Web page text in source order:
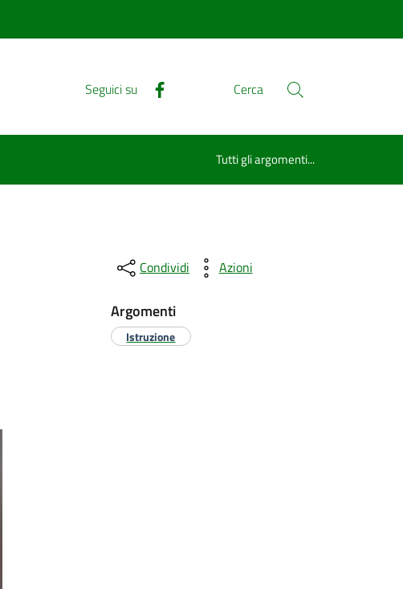
Seguici su Cerca
Tutti gli argomenti...
Condividi Azioni
Argomenti
Istruzione